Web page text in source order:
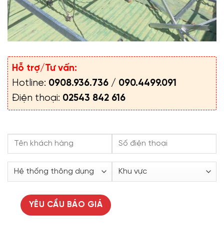
Hỗ trợ/Tư vấn:
Hotline: 0908.936.736 / 090.4499.091
Điện thoại: 02543 842 616